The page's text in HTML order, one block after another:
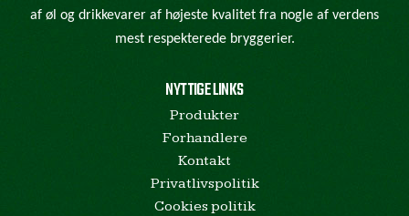
af øl og drikkevarer af højeste kvalitet fra nogle af verdens
mest respekterede bryggerier.
NYTTIGE LINKS
Produkter
Forhandlere
Kontakt
Privatlivspolitik
Cookies politik